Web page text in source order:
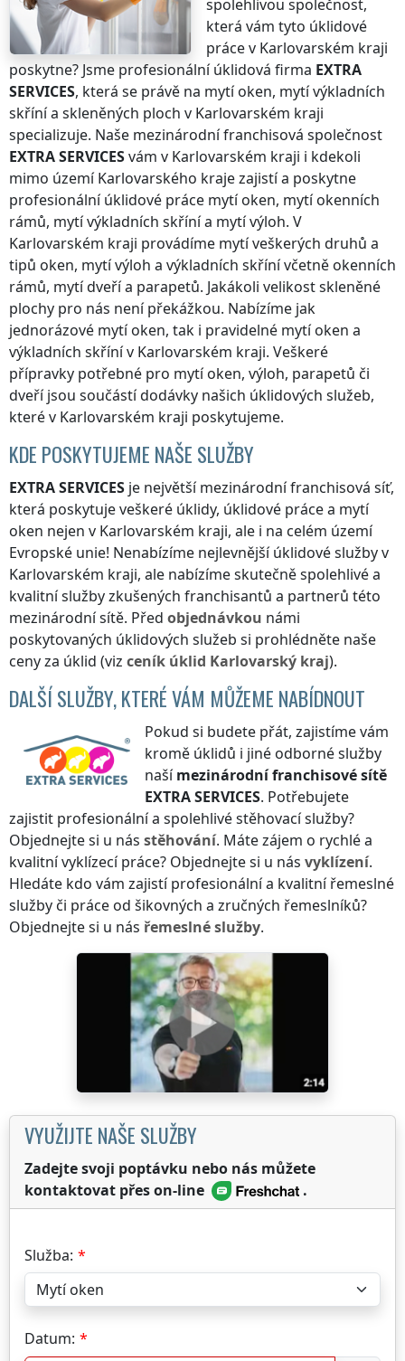
spolehlivou společnost,
která vám tyto úklidové
prácev Karlovarském kraji
poskytne? Jsme profesionální úklidová firma EXTRA
SERVICES, která se právě na mytí oken, mytí výkladních
skříní a skleněných ploch v Karlovarském kraji
specializuje. Naše mezinárodní franchisová společnost
EXTRA SERVICESvám v Karlovarském kraji i kdekoli
mimo území Karlovarského krajezajistí a poskytne
profesionální úklidové práce mytí oken, mytí okenních
rámů, mytí výkladních skříní a mytí výloh. V
Karlovarském kraji provádíme mytí veškerých druhů a
tipů oken, mytí výloh a výkladních skříní včetně okenních
rámů, mytí dveří a parapetů. Jakákoli velikost skleněné
plochy pro nás není překážkou. Nabízíme jak
jednorázové mytí oken, tak i pravidelné mytí oken a
výkladních skřínív Karlovarském kraji. Veškeré
přípravky potřebné pro mytí oken, výloh, parapetů či
dveří jsou součástí dodávky našich úklidových služeb,
kterév Karlovarském kraji poskytujeme.
KDE POSKYTUJEME NAŠE SLUŽBY
EXTRA SERVICES je největší mezinárodní franchisová síť,
která poskytuje veškeré úklidy, úklidové práce a mytí
oken nejen v Karlovarském kraji, ale i na celém území
Evropské unie! Nenabízíme nejlevnější úklidové službyv
Karlovarském kraji, ale nabízíme skutečně spolehlivé a
kvalitní služby zkušených franchisantů a partnerů této
mezinárodní sítě. Před objednávkou námi
poskytovaných úklidových služeb si prohlédněte naše
ceny za úklid (viz ceník úklid Karlovarský kraj).
DALŠÍ SLUŽBY, KTERÉ VÁM MŮŽEME NABÍDNOUT
Pokud si budete přát, zajistíme vám
kromě úklidů i jiné odborné služby
našímezinárodní franchisové sítě
EXTRA SERVICES. Potřebujete
zajistit profesionální a spolehlivé stěhovací služby?
Objednejte si u nás stěhování. Máte zájem o rychlé a
kvalitní vyklízecí práce? Objednejte si u nás vyklízení.
Hledáte kdo vám zajistí profesionální a kvalitní řemeslné
služby či práce od šikovných a zručných řemeslníků?
Objednejte si u nás řemeslné služby.
VYUŽIJTE NAŠE SLUŽBY
Zadejte svoji poptávku nebo nás můžete
kontaktovat přes on-line
.
Služba:
Datum: